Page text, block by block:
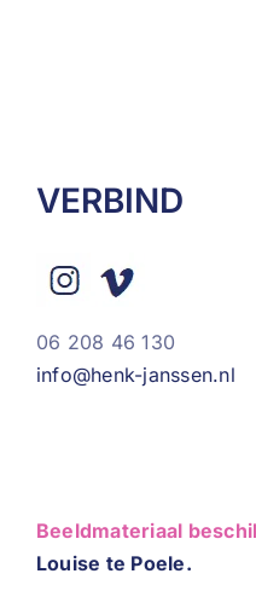
VERBIND
06 208 46 130
info@henk-janssen.nl
Beeldmateriaal
Louise te Poele.